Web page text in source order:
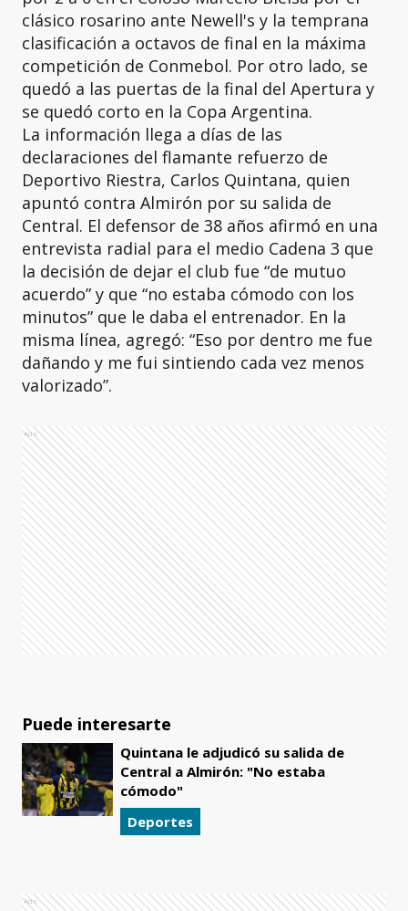
clásico rosarino ante Newell's y la temprana
clasificación a octavos de final en la máxima
competición de Conmebol. Por otro lado, se
quedó a las puertas de la final del Apertura y
se quedó corto en la Copa Argentina.
La información llega a días de las
declaraciones del flamante refuerzo de
Deportivo Riestra, Carlos Quintana, quien
apuntó contra Almirón por su salida de
Central. El defensor de 38 años afirmó en una
entrevista radial para el medio Cadena 3 que
la decisión de dejar el club fue “de mutuo
acuerdo” y que “no estaba cómodo con los
minutos” que le daba el entrenador. En la
misma línea, agregó: “Eso por dentro me fue
dañando y me fui sintiendo cada vez menos
valorizado”.
Ads
Puede interesarte
Quintana le adjudicó su salida de
Central a Almirón: "No estaba
cómodo"
Deportes
Ads